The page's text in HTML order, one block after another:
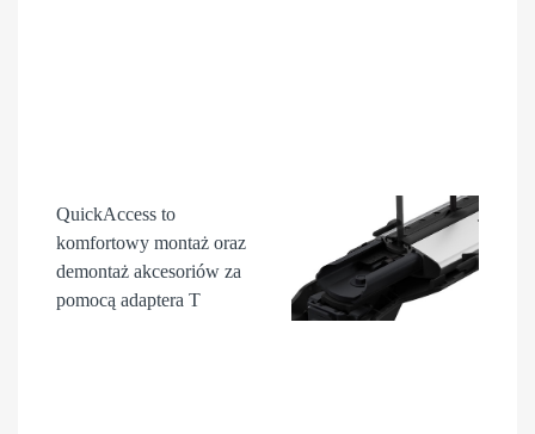
QuickAccess to
komfortowy montaż oraz
demontaż akcesoriów za
pomocą adaptera T